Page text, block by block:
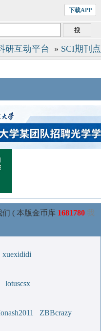
下载APP
研互动平台 » SCI期刊
( 本版金币库 1681780 我
xuexididi
lotuscsx
ZBBcrazy